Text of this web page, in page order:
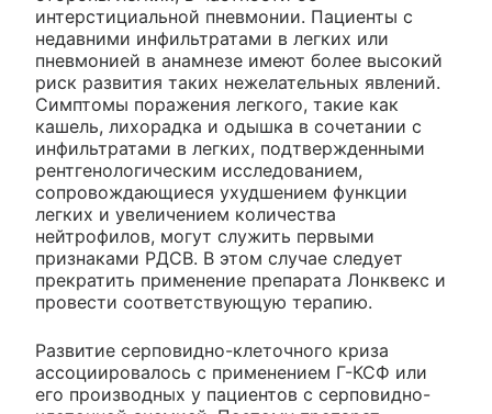
интерстициальной пневмонии. Пациенты с
недавними инфильтратами в легких или
пневмонией в анамнезе имеют более высокий
риск развития таких нежелательных явлений.
Симптомы поражения легкого, такие как
кашель, лихорадка и одышка в сочетании с
инфильтратами в легких, подтвержденными
рентгенологическим исследованием,
сопровождающиеся ухудшением функции
легких и увеличением количества
нейтрофилов, могут служить первыми
признаками РДСВ. В этом случае следует
прекратить применение препарата Лонквекс и
провести соответствующую терапию.
Развитие серповидно-клеточного криза
ассоциировалось с применением Г-КСФ или
его производных у пациентов с серповидно-